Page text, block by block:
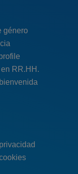
género
RR.HH.